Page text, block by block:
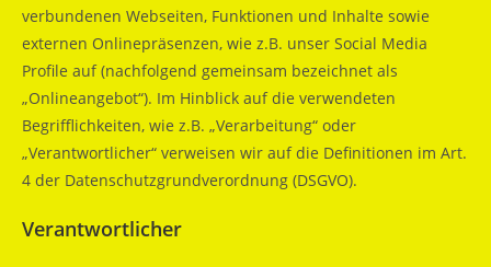
verbundenen Webseiten, Funktionen und Inhalte sowie
externen Onlinepräsenzen, wie z.B. unser Social Media
Profile auf (nachfolgend gemeinsam bezeichnet als
„Onlineangebot“). Im Hinblick auf die verwendeten
Begrifflichkeiten, wie z.B. „Verarbeitung“ oder
„Verantwortlicher“ verweisen wir auf die Definitionen im Art.
4 der Datenschutzgrundverordnung (DSGVO).
Verantwortlicher